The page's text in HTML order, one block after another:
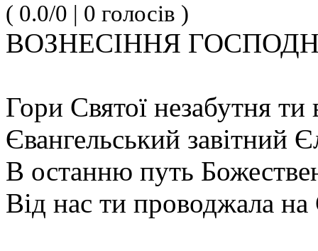
( 0.0/0 | 0 голосів )
ВОЗНЕСІННЯ
Гори Святої незабутня
Євангельський завітний
В останню путь
Від нас ти проводжала на